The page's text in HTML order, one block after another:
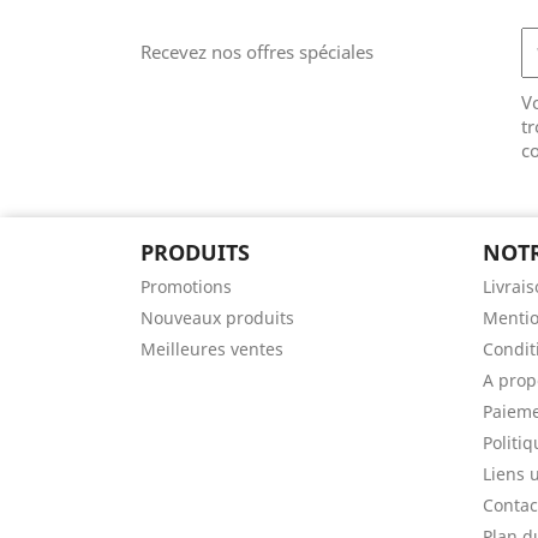
Recevez nos offres spéciales
PRODUITS
Promotions
Nouveaux produits
Meilleures ventes
A
Liens